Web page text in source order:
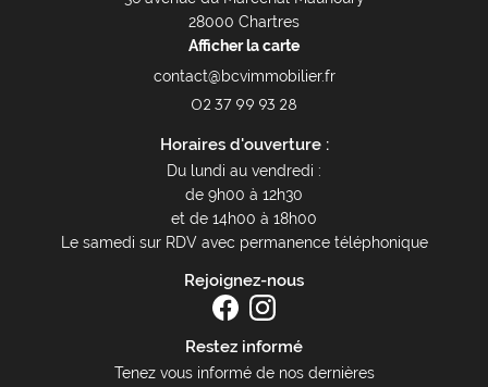
28000 Chartres
Afficher la carte
02 37 99 93 28
Horaires d'ouverture :
Du lundi au vendredi :
de 9h00 à 12h30
et de 14h00 à 18h00
Le samedi sur RDV avec permanence téléphonique
Rejoignez-nous
Restez informé
Tenez vous informé de nos dernières